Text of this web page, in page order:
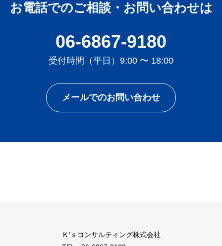
お電話でのご相談・お問い合わせは
06-6867-9180
受付時間（平日）9:00 〜 18:00
メールでのお問い合わせ
Ｋ’ｓコンサルティング株式会社